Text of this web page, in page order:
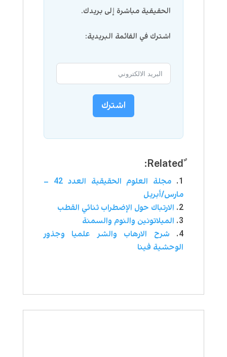
الحقيقية مباشرة إلى بريدك.
اشترك في القائمة البريدية:
اشترك
ٌRelated:
مجلة العلوم الحقيقية العدد 42 –
مارس/أبريل
الارتباك حول الإضطراب ثنائي القطب
الميلاتونين والنوم والسمنة
شرح الارهاب والشر علميا وجذور
الوحشية فينا